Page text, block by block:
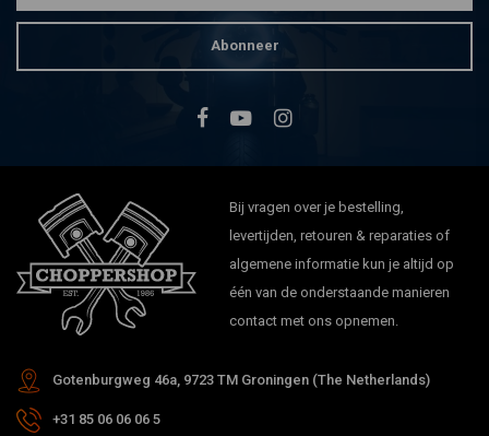
Abonneer
Bij vragen over je bestelling,
levertijden, retouren & reparaties of
algemene informatie kun je altijd op
één van de onderstaande manieren
contact met ons opnemen.
Gotenburgweg 46a, 9723 TM Groningen (The Netherlands)
+31 85 06 06 06 5